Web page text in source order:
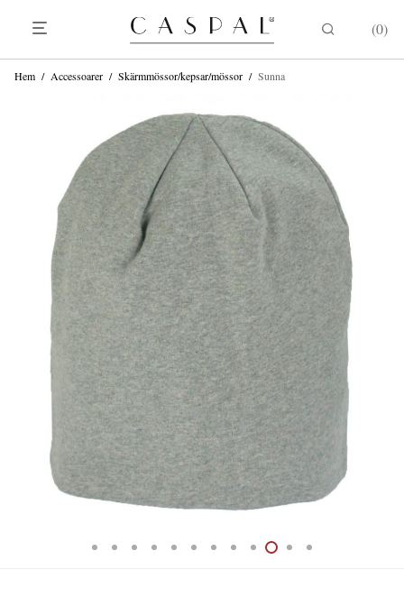
0
Hem / Accessoarer / Skärmmössor/kepsar/mössor / Sunna